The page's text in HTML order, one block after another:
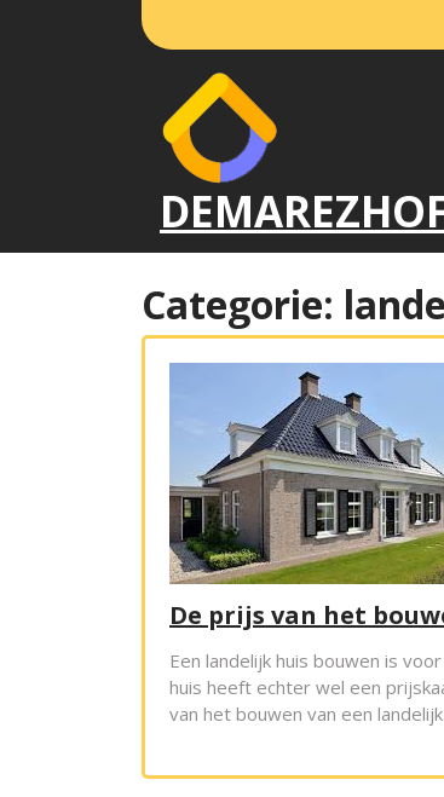
Categorie:
De prijs van het
Een landelijk huis bouwen is
huis heeft echter wel een
van het bouwen van een